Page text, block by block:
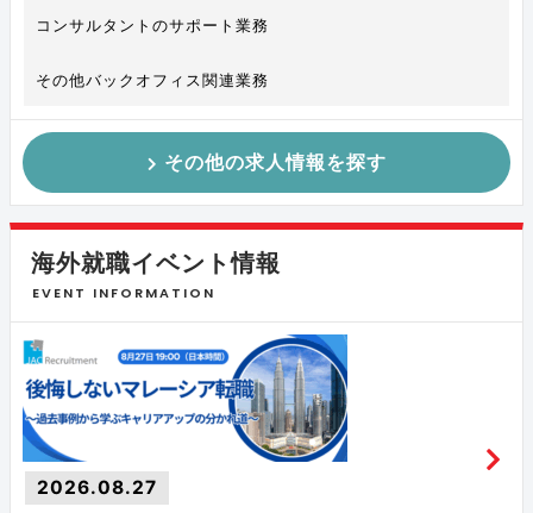
コンサルタントのサポート業務
その他バックオフィス関連業務
その他の求人情報を探す
海外就職イベント情報
EVENT INFORMATION
2026.08.27